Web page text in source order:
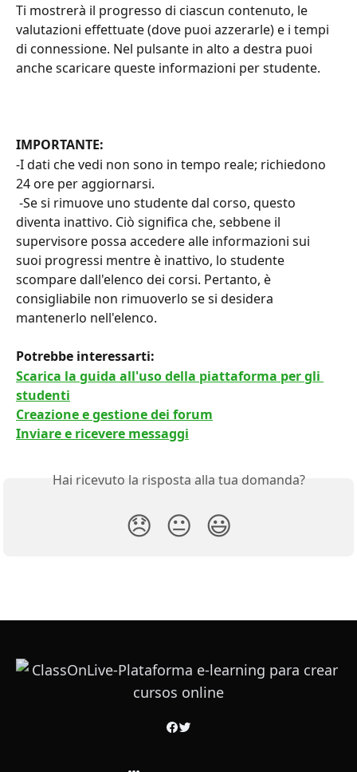
Ti mostrerà il progresso di ciascun contenuto, le
valutazioni effettuate (dove puoi azzerarle) e i tempi
di connessione. Nel pulsante in alto a destra puoi
anche scaricare queste informazioni per studente.
IMPORTANTE:
-I dati che vedi non sono in tempo reale; richiedono
24 ore per aggiornarsi.
diventa inattivo. Ciò significa che, sebbene il
supervisore possa accedere alle informazioni sui
suoi progressi mentre è inattivo, lo studente
scompare dall'elenco dei corsi. Pertanto, è
consigliabile non rimuoverlo se si desidera
mantenerlo nell'elenco.
Potrebbe interessarti:
Scarica la guida all'uso della piattaforma per gli
studenti
Creazione e gestione dei forum
Inviare e ricevere messaggi
Hai ricevuto la risposta alla tua domanda?
😞 😐 😃